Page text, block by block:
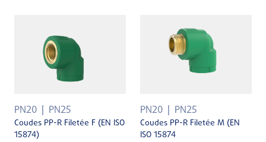
PN20 PN25
Coudes PP-R Filetée F (EN ISO
15874)
PN20 PN25
Coudes PP-R Filetée M (EN
ISO 15874